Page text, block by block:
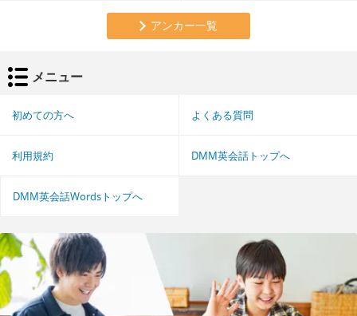
アンカー一覧
メニュー
初めての方へ よくある質問
利用規約 DMM英会話トップへ
DMM英会話Wordsトップへ